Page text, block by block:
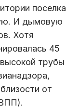
поселка
И дымовую
Хотя
45
трубы
от